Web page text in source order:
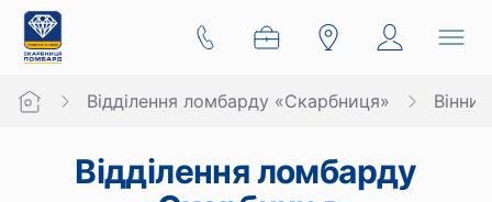
Відділення ломбарду «Скарбниця»
Відділення ломбарду